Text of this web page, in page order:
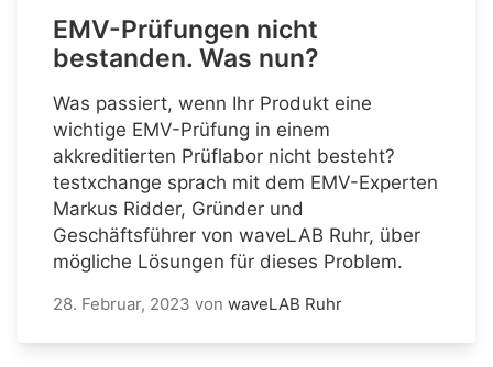
EMV-Prüfungen nicht
bestanden. Was nun?
Was passiert, wenn Ihr Produkt eine
wichtige EMV-Prüfung in einem
akkreditierten Prüflabor nicht besteht?
testxchange sprach mit dem EMV-Experten
Markus Ridder, Gründer und
Geschäftsführer von waveLAB Ruhr, über
mögliche Lösungen für dieses Problem.
28. Februar, 2023 von waveLAB Ruhr